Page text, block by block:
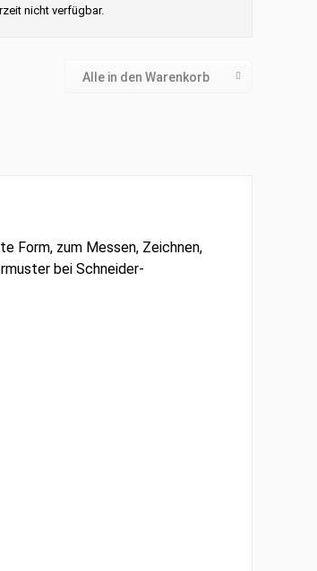
nicht verfügbar.
Alle in den Warenkorb
Form, zum Messen, Zeichnen,
bei Schneider-